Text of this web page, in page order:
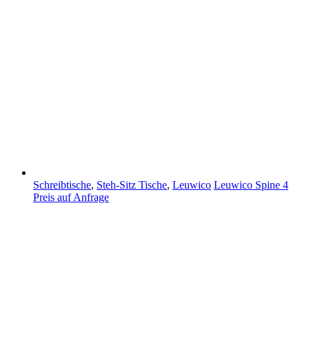
Schreibtische, Steh-Sitz Tische, Leuwico Leuwico Spine 4
Preis auf Anfrage